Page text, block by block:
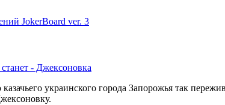
- Джексоновка
украинского города Запорожья так